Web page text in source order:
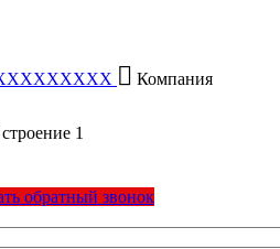
Компания
1
обратный звонок